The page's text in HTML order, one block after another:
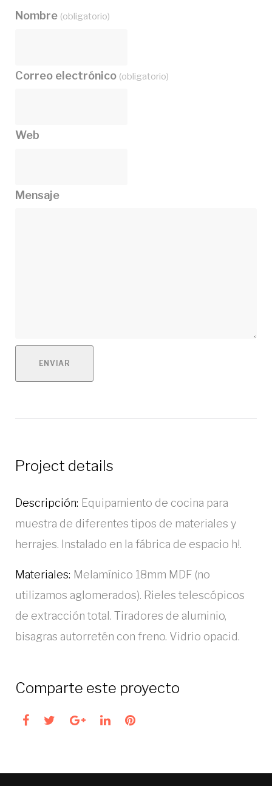
Nombre (obligatorio)
Correo electrónico (obligatorio)
Web
Mensaje
ENVIAR
Project details
Descripción: Equipamiento de cocina para
muestra de diferentes tipos de materiales y
herrajes. Instalado en la fábrica de espacio h!.
Materiales: Melamínico 18mm MDF (no
utilizamos aglomerados). Rieles telescópicos
de extracción total. Tiradores de aluminio,
bisagras autorretén con freno. Vidrio opacid.
Comparte este proyecto
Facebook
TwitterGoogle+
LinkedInPinterest